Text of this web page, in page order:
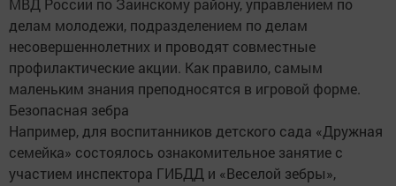
МВД России по Заинскому району, управлением по
делам молодежи, подразделением по делам
несовершеннолетних и проводят совместные
профилактические акции. Как правило, самым
маленьким знания преподносятся в игровой форме.
Безопасная зебра
Например, для воспитанников детского сада «Дружная
семейка» состоялось ознакомительное занятие с
участием инспектора ГИБДД и «Веселой зебры»,